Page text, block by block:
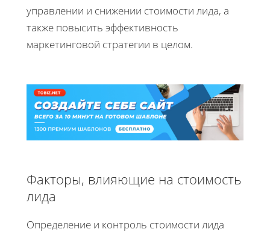
управлении и снижении стоимости лида, а
также повысить эффективность
маркетинговой стратегии в целом.
Факторы, влияющие на стоимость
лида
Определение и контроль стоимости лида